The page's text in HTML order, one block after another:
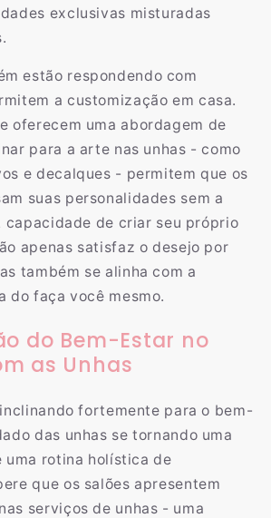
exclusivas misturadas
estão respondendo com
a customização em casa.
oferecem uma abordagem de
para a arte nas unhas - como
e decalques - permitem que os
suas personalidades sem a
capacidade de criar seu próprio
apenas satisfaz o desejo por
também se alinha com a
do faça você mesmo.
do Bem-Estar no
as Unhas
fortemente para o bem-
das unhas se tornando uma
rotina holística de
que os salões apresentem
serviços de unhas - uma